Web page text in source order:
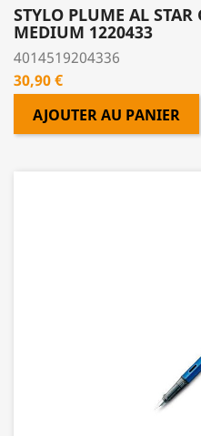
STYLO PLUME AL
MEDIUM 1220433
4014519204336
Prix
30,90 €
AJOUTER AU PANIER